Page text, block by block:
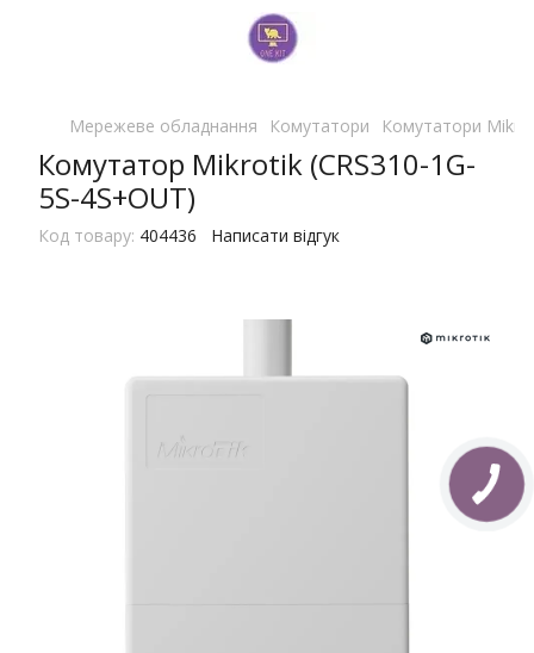
Мережеве обладнання Комутатори Комутатори
Комутатор Mikrotik (CRS310-1G-
5S-4S+OUT)
Код товару: 404436 Написати відгук